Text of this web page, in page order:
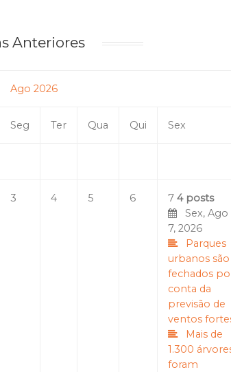
Anteriores
Ago 2026
Seg Ter Qua Qui Sex
3 4 5 6 7 4 posts
Sex, Ago
7, 2026
Parques
urbanos são
fechados
conta da
previsão de
ventos
Mais de
1.300
foram